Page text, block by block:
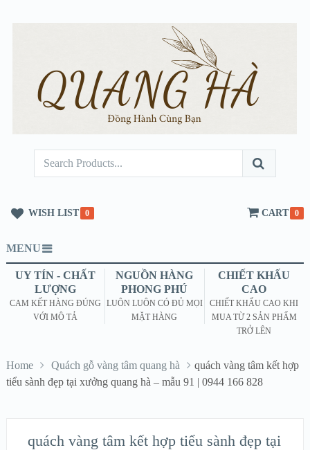
WISH LIST 0 CART 0
MENU
UY TÍN - CHẤT
LƯỢNG
CAM KẾT HÀNG ĐÚNG
VỚI MÔ TẢ
NGUỒN HÀNG
PHONG PHÚ
LUÔN LUÔN CÓ ĐỦ MỌI
MẶT HÀNG
CHIẾT KHẤU
CAO
CHIẾT KHẤU CAO KHI
MUA TỪ 2 SẢN PHẨM
TRỞ LÊN
Home Quách gỗ vàng tâm quang hà
quách vàng tâm kết hợp
tiểu sành đẹp tại xưởng quang hà – mẫu 91 | 0944 166 828
quách vàng tâm kết hợp tiểu sành đẹp tại